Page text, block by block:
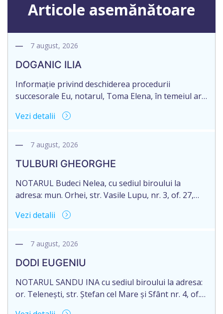
Articole asemănătoare
7 august, 2026
DOGANIC ILIA
Informație privind deschiderea procedurii
succesorale Eu, notarul, Toma Elena, în temeiul art.
notific Moștenitorii/ persoană care are un interes
notariale în urma decesului cet. DOGANIC ILIA,
2007040006216. Eliberarea certificatului de
moștenitor este planificată în prealabil pentru […]
Vezi detalii
7 august, 2026
TULBURI GHEORGHE
NOTARUL Budeci Nelea, cu sediul biroului la
adresa: mun. Orhei, str. Vasile Lupu, nr. 3, of. 27,
în urma decesului cet. TULBURI GHEORGHE,
decedat/ă la 16 mai 2026. Eliberarea certificatului de
de 16.05.2027 termenul de opțiune pentru
acceptarea […]
Vezi detalii
7 august, 2026
DODI EUGENIU
NOTARUL SANDU INA cu sediul biroului la adresa:
or. Telenești, str. Ștefan cel Mare și Sfânt nr. 4, of.